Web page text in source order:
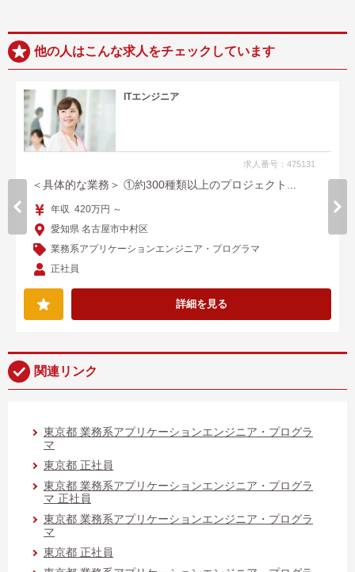
他の人はこんな求人をチェックしています
ITエンジニア
求人番号：475131
＜具体的な業務＞ ①約300種類以上のプロジェクト...
年収 420万円 ～
愛知県 名古屋市中村区
業務系アプリケーションエンジニア・プログラマ
正社員
詳細を見る
関連リンク
東京都 業務系アプリケーションエンジニア・プログラ
マ
東京都 正社員
東京都 業務系アプリケーションエンジニア・プログラ
マ 正社員
東京都 業務系アプリケーションエンジニア・プログラ
マ
東京都 正社員